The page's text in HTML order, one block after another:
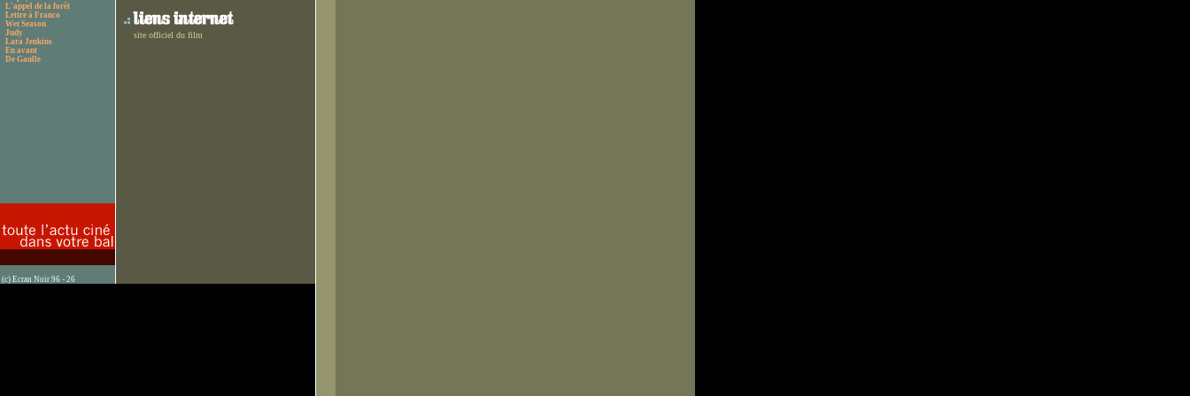
L'appel de la forêt
Lettre à Franco
Wet Season
Judy
Lara Jenkins
En avant
De Gaulle
(c) Ecran Noir 96 - 26
site officiel du film